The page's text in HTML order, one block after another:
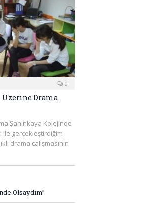
0
Üzerine Drama
Şahinkaya Kolejinde
ile gerçekleştirdiğim
drama çalışmasının
Olsaydım”